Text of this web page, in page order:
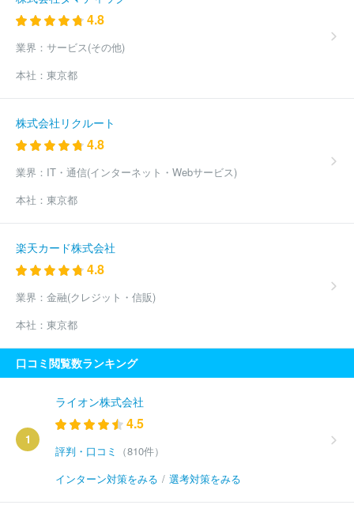
会社ホットスリム4.8
業界： サービス(その他)
本社： 東京都
株式会社リクルート
4.8
業界： IT・通信(インターネット・Webサービス)
本社： 東京都
楽天カード株式会社
4.8
業界： 金融(クレジット・信販)
本社： 東京都
口コミ閲覧数ランキング
1
ライオン株式会社
4.5
評判・口コミ
（810件）
インターン対策をみる / 選考対策をみる